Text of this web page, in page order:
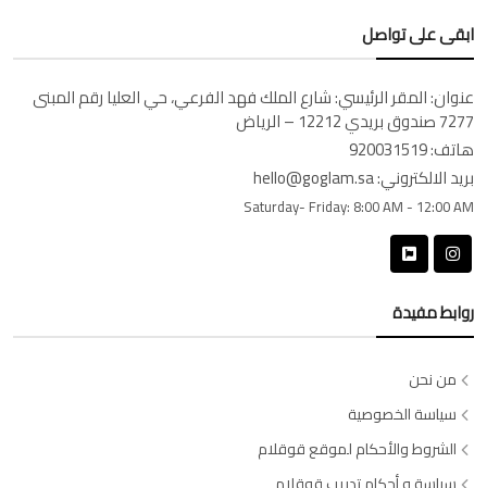
ابقى على تواصل
عنوان:المقر الرئيسي: شارع الملك فهد الفرعي، حي العليا رقم المبنى
7277 صندوق بريدي 12212 – الرياض
هاتف:920031519
بريد الالكتروني:hello@goglam.sa
Saturday- Friday: 8:00 AM - 12:00 AM
روابط مفيدة
من نحن
سياسة الخصوصية
الشروط والأحكام لموقع قوقلام